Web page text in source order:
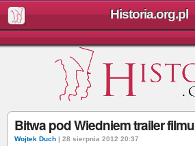
Historia.org.pl
Bitwa pod Wiedniem trailer filmu
Wojtek Duch | 28 sierpnia 2012 20:37